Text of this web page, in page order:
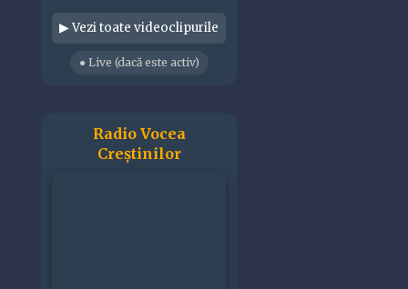
▶ Vezi toate videoclipurile
● Live (dacă este activ)
Radio Vocea
Creștinilor